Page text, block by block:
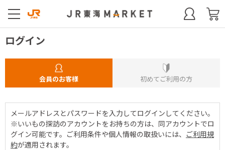
ログイン
会員のお客様 初めてご利用の方
メールアドレスとパスワードを入力してログインしてください。
※いいもの探訪のアカウントをお持ちの方は、同アカウントでロ
グイン可能です。 ご利用条件や個人情報の取扱いには、 ご利用規
約が適用されます。